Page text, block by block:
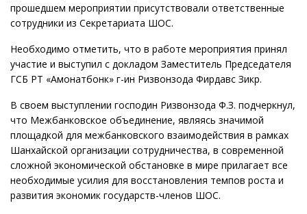
прошедшем мероприятии присутствовали ответственные
сотрудники из Секретариата ШОС.
Необходимо отметить, что в работе мероприятия принял
участие и выступил с докладом Заместитель Председателя
ГСБ РТ «Амонатбонк» г-ин Ризвонзода Фирдавс Зикр.
В своем выступлении господин Ризвонзода Ф.З. подчеркнул,
что Межбанковское объединение, являясь значимой
площадкой для межбанковского взаимодействия в рамках
Шанхайской организации сотрудничества, в современной
сложной экономической обстановке в мире прилагает все
необходимые усилия для восстановления темпов роста и
развития экономик государств-членов ШОС.